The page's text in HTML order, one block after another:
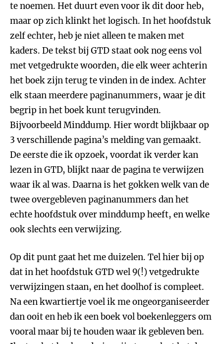
te noemen. Het duurt even voor ik dit door heb,
maar op zich klinkt het logisch. In het hoofdstuk
zelf echter, heb je niet alleen te maken met
kaders. De tekst bij GTD staat ook nog eens vol
met vetgedrukte woorden, die elk weer achterin
het boek zijn terug te vinden in de index. Achter
elk staan meerdere paginanummers, waar je dit
begrip in het boek kunt terugvinden.
Bijvoorbeeld Minddump. Hier wordt blijkbaar op
3 verschillende pagina’s melding van gemaakt.
De eerste die ik opzoek, voordat ik verder kan
lezen in GTD, blijkt naar de pagina te verwijzen
waar ik al was. Daarna is het gokken welk van de
twee overgebleven paginanummers dan het
echte hoofdstuk over minddump heeft, en welke
ook slechts een verwijzing.
Op dit punt gaat het me duizelen. Tel hier bij op
dat in het hoofdstuk GTD wel 9(!) vetgedrukte
verwijzingen staan, en het doolhof is compleet.
Na een kwartiertje voel ik me ongeorganiseerder
dan ooit en heb ik een boek vol boekenleggers om
vooral maar bij te houden waar ik gebleven ben.